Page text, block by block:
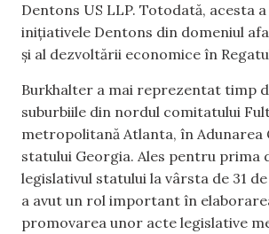
Dentons US LLP. Totodată, acesta
inițiativele Dentons din domeniul
și al dezvoltării economice în
Burkhalter a mai reprezentat timp
suburbiile din nordul comitatului
metropolitană Atlanta, în Adunarea
statului Georgia. Ales pentru prima
legislativul statului la vârsta de 31
a avut un rol important în
promovarea unor acte legislative